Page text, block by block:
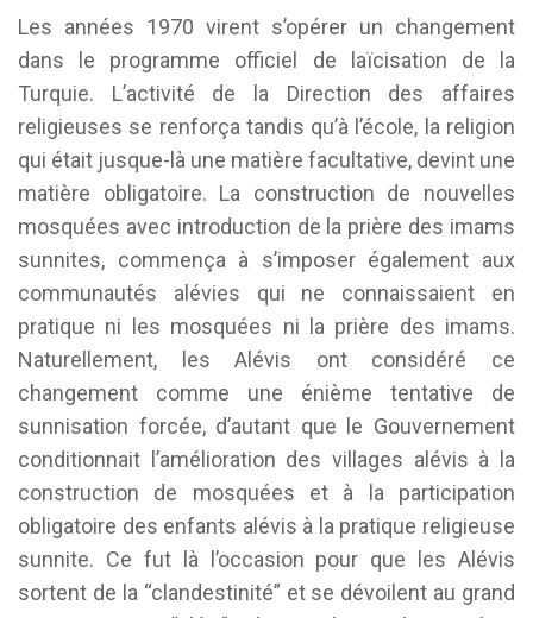
Les années 1970 virent s’opérer un changement
dans le programme officiel de laïcisation de la
Turquie. L’activité de la Direction des affaires
religieuses se renforça tandis qu’à l’école, la religion
qui était jusque-là une matière facultative, devint une
matière obligatoire. La construction de nouvelles
mosquées avec introduction de la prière des imams
sunnites, commença à s’imposer également aux
communautés alévies qui ne connaissaient en
pratique ni les mosquées ni la prière des imams.
Naturellement, les Alévis ont considéré ce
changement comme une énième tentative de
sunnisation forcée, d’autant que le Gouvernement
conditionnait l’amélioration des villages alévis à la
construction de mosquées et à la participation
obligatoire des enfants alévis à la pratique religieuse
sunnite. Ce fut là l’occasion pour que les Alévis
sortent de la “clandestinité” et se dévoilent au grand